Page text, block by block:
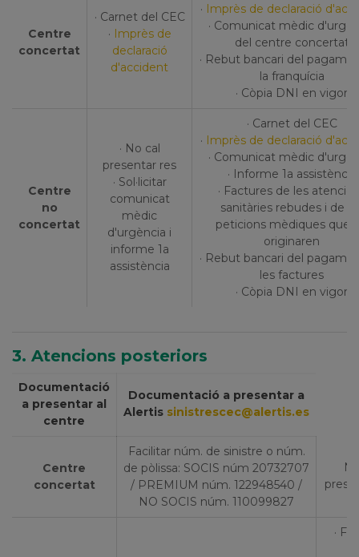
Centre
concertat
· Carnet del CEC
· Imprès de
declaració
d'accident
· Imprès de declaració
· Comunicat mèdic
del centre concertat
· Rebut bancari del
la franquícia
· Còpia DNI en vigor
Centre
no
concertat
· No cal
presentar res
· Sol·licitar
comunicat
mèdic
d'urgència i
informe 1a
assistència
· Carnet del CEC
· Imprès de declaració
· Comunicat mèdic
· Informe 1a assistència
· Factures de les
sanitàries rebudes i de
peticions mèdiques que
originaren
· Rebut bancari del
les factures
· Còpia DNI en vigor
3. Atencions posteriors
Documentació
a presentar al
centre
Documentació a presentar a
Alertis sinistrescec@alertis.es
Centre
concertat
Facilitar núm. de sinistre o núm.
de pòlissa: SOCIS núm 20732707
/ PREMIUM núm. 122948540 /
NO SOCIS núm. 110099827
·